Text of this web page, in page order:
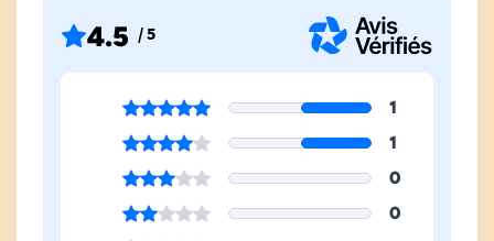
4.5 / 5
1
1
0
0